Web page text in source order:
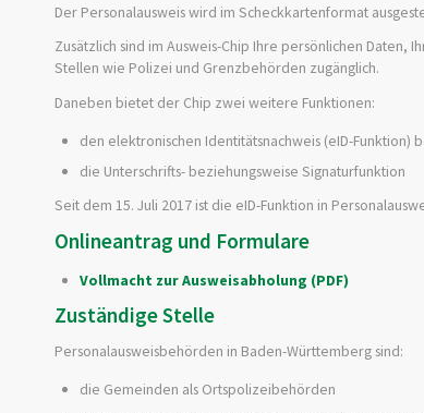
Der Personalausweis wird im Scheckkartenformat
Zusätzlich sind im Ausweis-Chip Ihre persönlichen Daten,
Stellen wie Polizei und Grenzbehörden zugänglich.
Daneben bietet der Chip zwei weitere Funktionen:
den elektronischen Identitätsnachweis (eID-Funktion)
die Unterschrifts- beziehungsweise Signaturfunktion
Seit dem 15. Juli 2017 ist die eID-Funktion in
Onlineantrag und Formulare
Vollmacht zur Ausweisabholung (PDF)
Zuständige Stelle
Personalausweisbehörden in Baden-Württemberg sind:
die Gemeinden als Ortspolizeibehörden